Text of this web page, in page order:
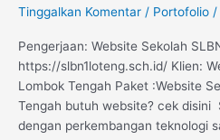
Tinggalkan Komentar / Portofolio /
Pengerjaan: Website Sekolah
https://slbn1loteng.sch.id/ Klien:
Lombok Tengah Paket :Website
Tengah butuh website? cek disini
dengan perkembangan teknologi